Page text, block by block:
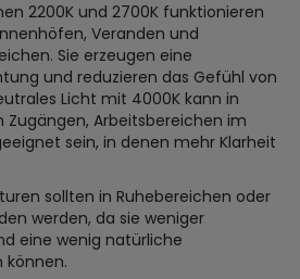
2200K und 2700K funktionieren
Veranden und
Sie erzeugen eine
und reduzieren das Gefühl von
Licht mit 4000K kann in
Zugängen, Arbeitsbereichen im
sein, in denen mehr Klarheit
sollten in Ruhebereichen oder
werden, da sie weniger
eine wenig natürliche